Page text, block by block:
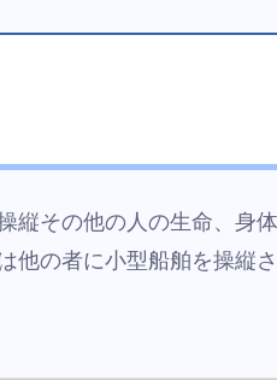
縦その他の人の生命、身
の者に小型船舶を操縦さ